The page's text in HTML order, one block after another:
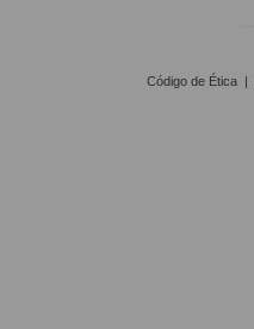
Código de Ética |